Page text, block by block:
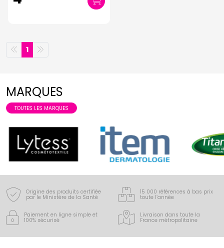
1
MARQUES
TOUTES LES MARQUES
Origine des produits certifiée
par le Ministère de la Santé
15 000 références à bas prix
toute l’année
Paiement en ligne simple et
100% sécurisé
Livraison dans toute la
France métropolitaine